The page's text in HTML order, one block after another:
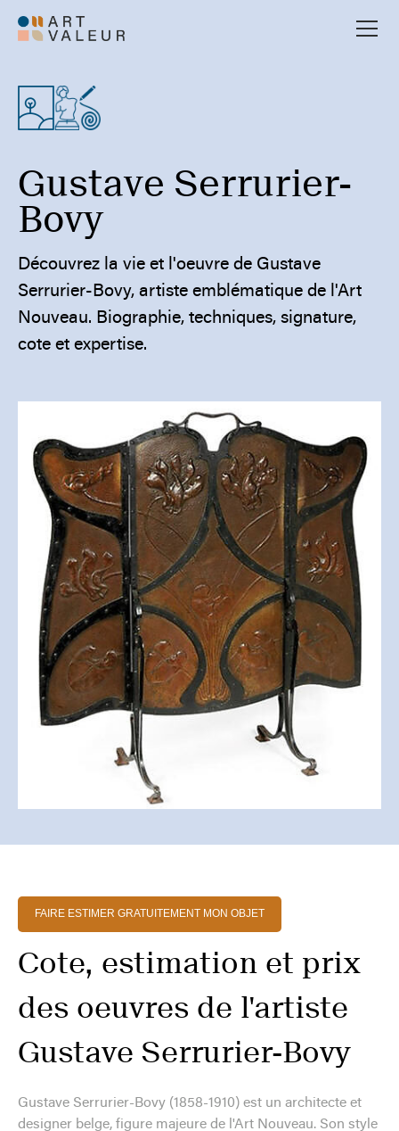
Gustave Serrurier-
Bovy
Découvrez la vie et l'oeuvre de Gustave
Serrurier-Bovy, artiste emblématique de l'Art
Nouveau. Biographie, techniques, signature,
cote et expertise.
FAIRE ESTIMER GRATUITEMENT MON OBJET
Cote, estimation et prix
des oeuvres de l'artiste
Gustave Serrurier-Bovy
Gustave Serrurier-Bovy (1858-1910) est un architecte et
designer belge, figure majeure de l'Art Nouveau. Son style